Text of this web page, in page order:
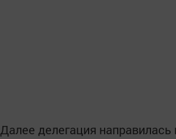
Далее делегация направилась